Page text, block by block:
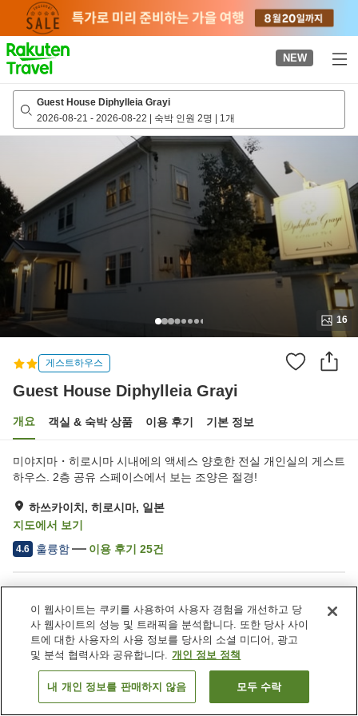
page
NEW
Guest House Diphylleia Grayi
2026-08-21 - 2026-08-22 | 숙박 인원 2명 | 1개
16
게스트하우스
Guest House Diphylleia Grayi
개요 객실 & 숙박 상품 이용 후기 기본 정보
미야지마・히로시마 시내에의 액세스 양호한 전실 개인실의 게스트
하우스. 2층 공유 스페이스에서 보는 조양은 절경!
하쓰카이치, 히로시마, 일본
지도에서 보기
4.6 훌륭함 이용 후기 25건
주차장
공용 부엌
특별식 - 알레르기
객실 보기
이 웹사이트는 쿠키를 사용하여 사용자 경험을 개선하고 당
사 웹사이트의 성능 및 트래픽을 분석합니다. 또한 당사 사이
트에 대한 사용자의 사용 정보를 당사의 소셜 미디어, 광고
및 분석 협력사와 공유합니다. 개인 정보 정책
내 개인 정보를 판매하지 않음 모두 수락